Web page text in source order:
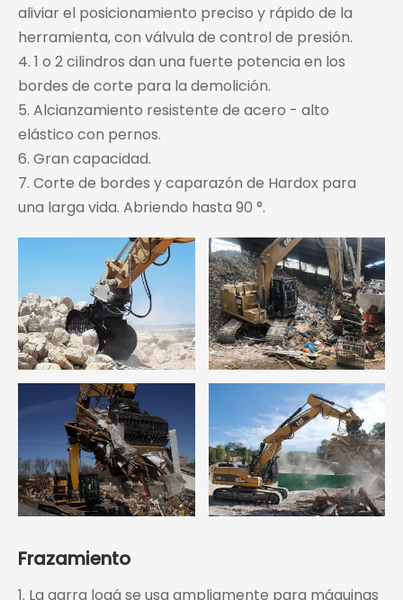
aliviar el posicionamiento preciso y rápido de la
herramienta, con válvula de control de presión.
4. 1 o 2 cilindros dan una fuerte potencia en los
bordes de corte para la demolición.
5. Alcianzamiento resistente de acero - alto
elástico con pernos.
6. Gran capacidad.
7. Corte de bordes y caparazón de Hardox para
una larga vida. Abriendo hasta 90 °.
Frazamiento
1. La garra logá se usa ampliamente para máquinas